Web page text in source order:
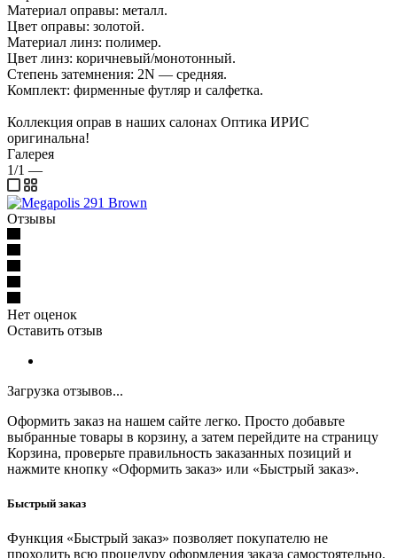
Материал оправы: металл.
Цвет оправы: золотой.
Материал линз: полимер.
Цвет линз: коричневый/монотонный.
Степень затемнения: 2N — средняя.
Комплект: фирменные футляр и салфетка.
Коллекция оправ в наших салонах Оптика ИРИС
оригинальна!
Галерея
1/1 —
Отзывы
Нет оценок
Оставить отзыв
Загрузка отзывов...
Оформить заказ на нашем сайте легко. Просто добавьте
выбранные товары в корзину, а затем перейдите на страницу
Корзина, проверьте правильность заказанных позиций и
нажмите кнопку «Оформить заказ» или «Быстрый заказ».
Быстрый заказ
Функция «Быстрый заказ» позволяет покупателю не
проходить всю процедуру оформления заказа самостоятельно.